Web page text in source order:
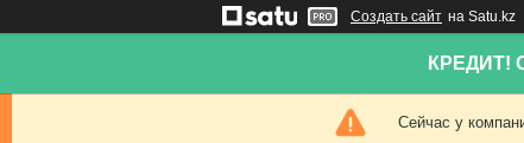
Создать сайт на Satu.kz
КРЕДИТ!
Сейчас у